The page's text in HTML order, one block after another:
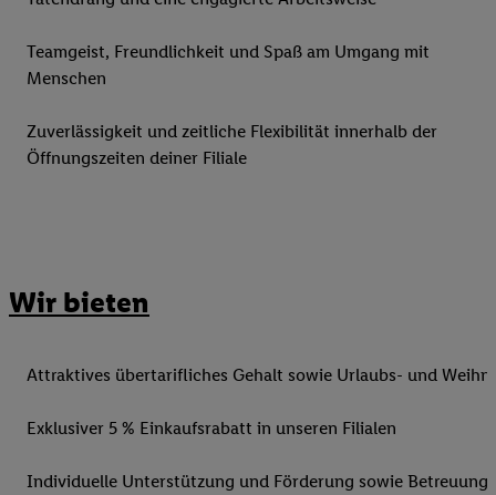
Teamgeist, Freundlichkeit und Spaß am Umgang mit
Menschen
Zuverlässigkeit und zeitliche Flexibilität innerhalb der
Öffnungszeiten deiner Filiale
Wir bieten
Attraktives übertarifliches Gehalt sowie Urlaubs- und
Exklusiver 5 % Einkaufsrabatt in unseren Filialen
Individuelle Unterstützung und Förderung sowie Betreuung